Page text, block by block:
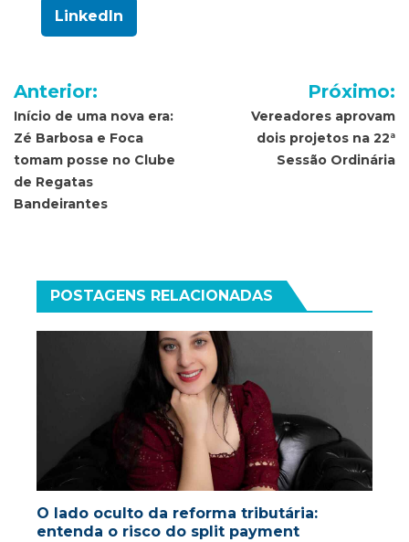
LinkedIn
Navegação
de
Post
Anterior:
Início de uma nova era:
Zé Barbosa e Foca
tomam posse no Clube
de Regatas
Bandeirantes
Próximo:
Vereadores aprovam
dois projetos na 22ª
Sessão Ordinária
POSTAGENS RELACIONADAS
O lado oculto da reforma tributária:
entenda o risco do split payment